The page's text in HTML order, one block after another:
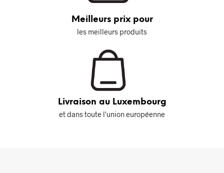
Meilleurs prix pour
les meilleurs produits
Livraison au Luxembourg
et dans toute l'union européenne